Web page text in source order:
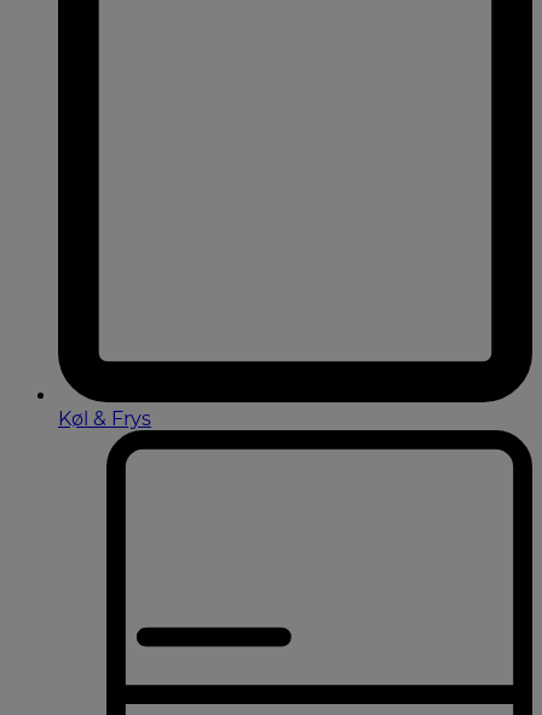
Køl & Frys